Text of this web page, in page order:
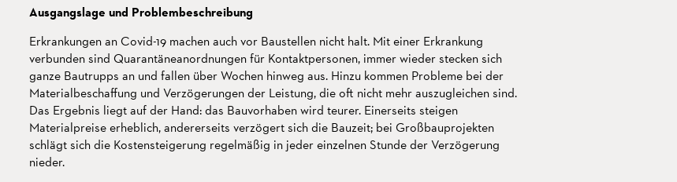
Ausgangslage und Problembeschreibung
Erkrankungen an Covid-19 machen auch vor Baustellen nicht halt. Mit einer Erkrankung
verbunden sind Quarantäneanordnungen für Kontaktpersonen, immer wieder stecken sich
ganze Bautrupps an und fallen über Wochen hinweg aus. Hinzu kommen Probleme bei der
Materialbeschaffung und Verzögerungen der Leistung, die oft nicht mehr auszugleichen sind.
Das Ergebnis liegt auf der Hand: das Bauvorhaben wird teurer. Einerseits steigen
Materialpreise erheblich, andererseits verzögert sich die Bauzeit; bei Großbauprojekten
schlägt sich die Kostensteigerung regelmäßig in jeder einzelnen Stunde der Verzögerung
nieder.